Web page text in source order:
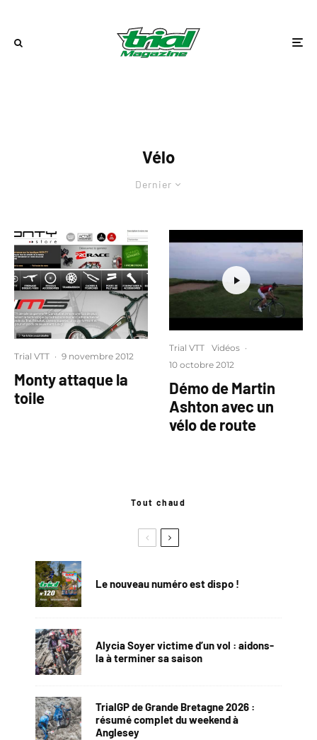
Vélo
Dernier
Trial VTT · 9 novembre 2012
Monty attaque la
toile
Trial VTT Vidéos ·
10 octobre 2012
Démo de Martin
Ashton avec un
vélo de route
Tout chaud
Le nouveau numéro est dispo !
Alycia Soyer victime d’un vol : aidons-
la à terminer sa saison
TrialGP de Grande Bretagne 2026 :
résumé complet du weekend à
Anglesey